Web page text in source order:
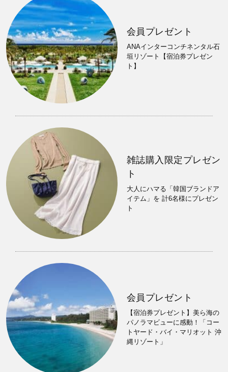
会員プレゼント
ANAインターコンチネンタル石
垣リゾート【宿泊券プレゼン
ト】
雑誌購入限定プレゼン
ト
大人にハマる「韓国ブランドア
イテム」を 計6名様にプレゼン
ト
会員プレゼント
【宿泊券プレゼント】美ら海の
パノラマビューに感動！「コー
トヤード・バイ・マリオット 沖
縄リゾート」